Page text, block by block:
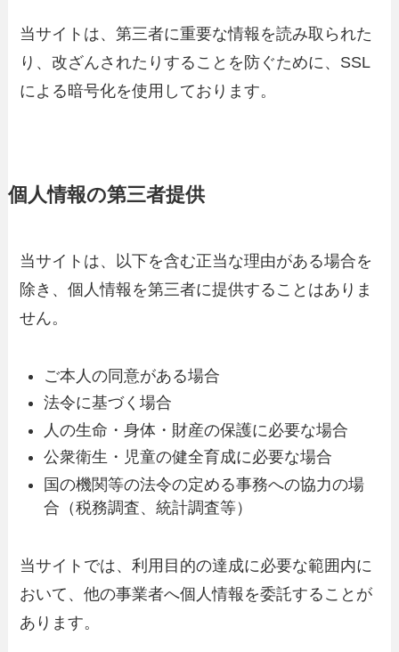
当サイトは、第三者に重要な情報を読み取られた
り、改ざんされたりすることを防ぐために、SSL
による暗号化を使用しております。
個人情報の第三者提供
当サイトは、以下を含む正当な理由がある場合を
除き、個人情報を第三者に提供することはありま
せん。
ご本人の同意がある場合
法令に基づく場合
人の生命・身体・財産の保護に必要な場合
公衆衛生・児童の健全育成に必要な場合
国の機関等の法令の定める事務への協力の場
合（税務調査、統計調査等）
当サイトでは、利用目的の達成に必要な範囲内に
おいて、他の事業者へ個人情報を委託することが
あります。